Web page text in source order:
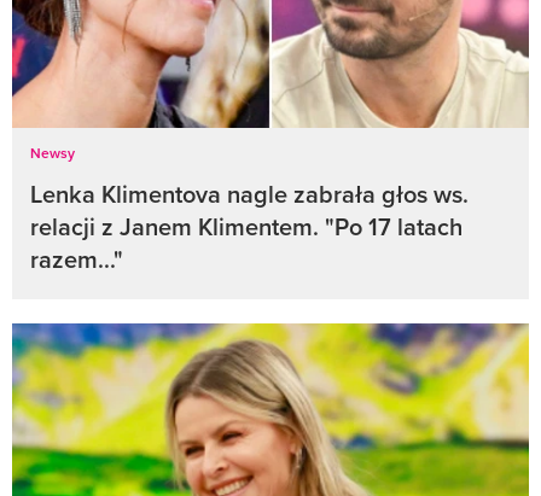
Newsy
Lenka Klimentova nagle zabrała głos ws.
relacji z Janem Klimentem. "Po 17 latach
razem..."